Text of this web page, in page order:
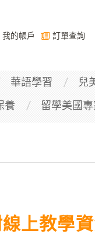
我的帳戶 訂單查詢
華語學習
兒
養 留學美國
上教學